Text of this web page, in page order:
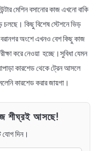
মেশিন বসানোর কাজ এখনো বাকি
কিছু বিশেষ স্টেশনে ভিড়
অংশে এখনও বেশ কিছু কাজ
করে নেওয়া হচ্ছে।সুবিধা যেমন
কারশেড থেকে ট্রেন আসলে
কারশেড করার জায়গা।
শীঘ্রই আসছে!
যোগ দিন।